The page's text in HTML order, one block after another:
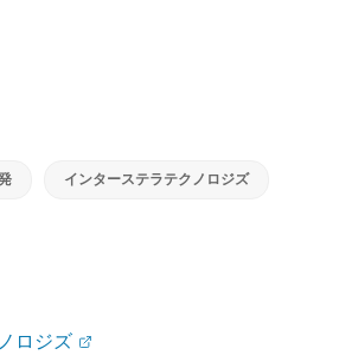
インターステラテクノロジズ
ロジズ